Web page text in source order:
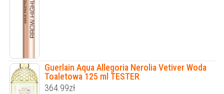
Guerlain Aqua Allegoria Nerolia Vetiver Woda
Toaletowa 125 ml TESTER
364.99zł